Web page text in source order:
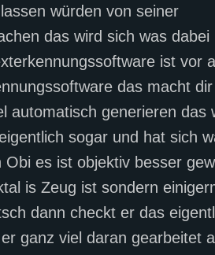
würden von seiner
das wird sich was
ist vor
das macht dir
automatisch generieren das
sogar und hat sich
es ist objektiv besser
is Zeug ist sondern
dann checkt er das
ganz viel daran gearbeitet